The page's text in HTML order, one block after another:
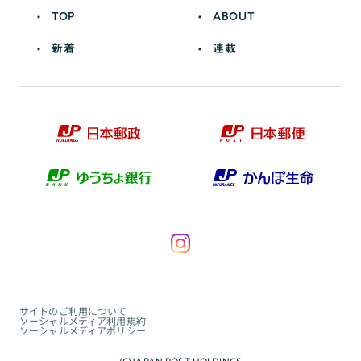
TOP ABOUT
新着 連載
サイトのご利用について
ソーシャルメディア利用規約
ソーシャルメディアポリシー